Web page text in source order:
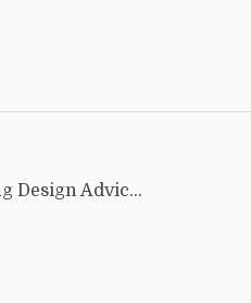
Design Advic…